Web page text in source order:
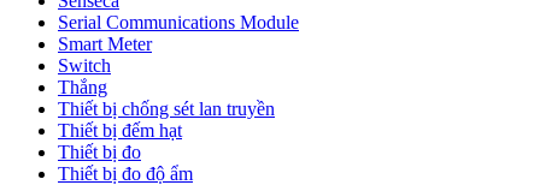
Serial Communications Module
Smart Meter
Switch
Thắng
Thiết bị chống sét lan truyền
Thiết bị đếm hạt
Thiết bị đo
Thiết bị đo độ ẩm